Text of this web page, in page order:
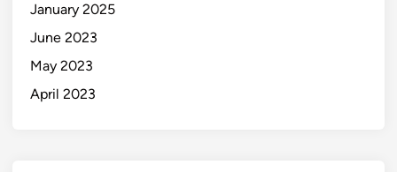
January 2025
June 2023
May 2023
April 2023